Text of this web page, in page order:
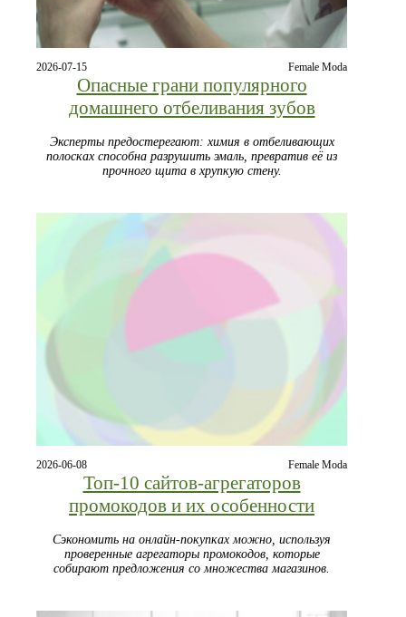
2026-07-15 Female Moda
Опасные грани популярного
домашнего отбеливания зубов
Эксперты предостерегают: химия в отбеливающих
полосках способна разрушить эмаль, превратив её из
прочного щита в хрупкую стену.
2026-06-08 Female Moda
Топ‑10 сайтов‑агрегаторов
промокодов и их особенности
Сэкономить на онлайн‑покупках можно, используя
проверенные агрегаторы промокодов, которые
собирают предложения со множества магазинов.